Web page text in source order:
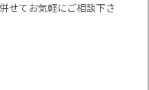
せてお気軽にご相談下さ